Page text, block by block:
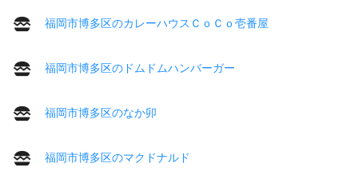
福岡市博多区のカレーハウスＣｏＣｏ壱番屋
福岡市博多区のドムドムハンバーガー
福岡市博多区のなか卯
福岡市博多区のマクドナルド